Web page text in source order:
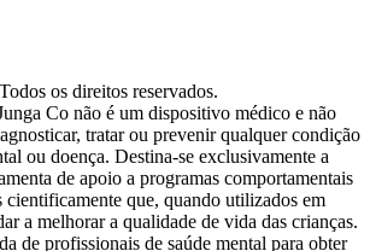
os direitos reservados.
Co não é um dispositivo médico e não
tratar ou prevenir qualquer condição
ou doença. Destina-se exclusivamente a
de apoio a programas comportamentais
que, quando utilizados em
a melhorar a qualidade de vida das crianças.
de profissionais de saúde mental para obter